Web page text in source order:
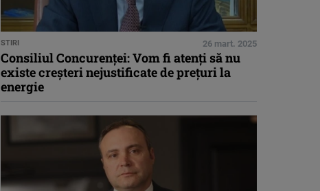
STIRI 26 mart. 2025
Consiliul Concurenţei: Vom fi atenţi să nu
existe creşteri nejustificate de preţuri la
energie